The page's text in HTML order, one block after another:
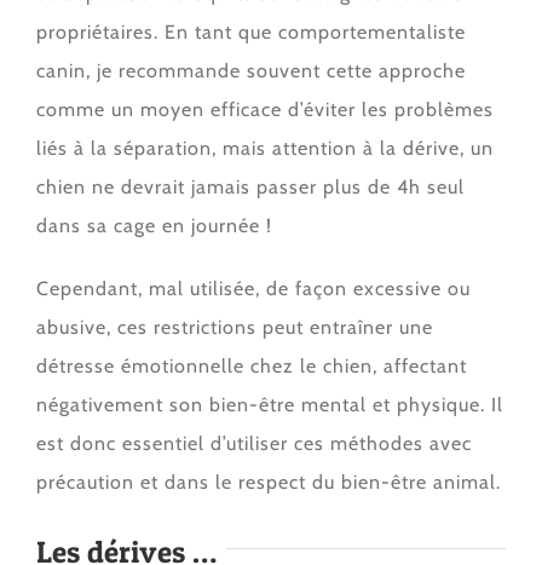
propriétaires. En tant que comportementaliste
canin, je recommande souvent cette approche
comme un moyen efficace d’éviter les problèmes
liés à la séparation, mais attention à la dérive, un
chien ne devrait jamais passer plus de 4h seul
dans sa cage en journée !
Cependant, mal utilisée, de façon excessive ou
abusive, ces restrictions peut entraîner une
détresse émotionnelle chez le chien, affectant
négativement son bien-être mental et physique. Il
est donc essentiel d’utiliser ces méthodes avec
précaution et dans le respect du bien-être animal.
Les dérives …